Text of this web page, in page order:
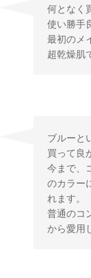
何となく
使い勝手
最初のメ
超乾燥肌
ブルーと
買って良
今まで、
のカラー
れます。
普通のコ
から愛用